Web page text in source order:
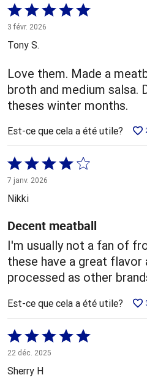
Coté
5 sur
5
3 févr. 2026
Tony S.
Love them. Made a
broth and medium salsa.
theses winter months.
Est-ce que cela a été utile?
Coté
4 sur
5
7 janv. 2026
Nikki
Decent meatball
I'm usually not a fan of
these have a great
processed as other
Est-ce que cela a été utile?
Coté
5 sur
5
22 déc. 2025
Sherry H